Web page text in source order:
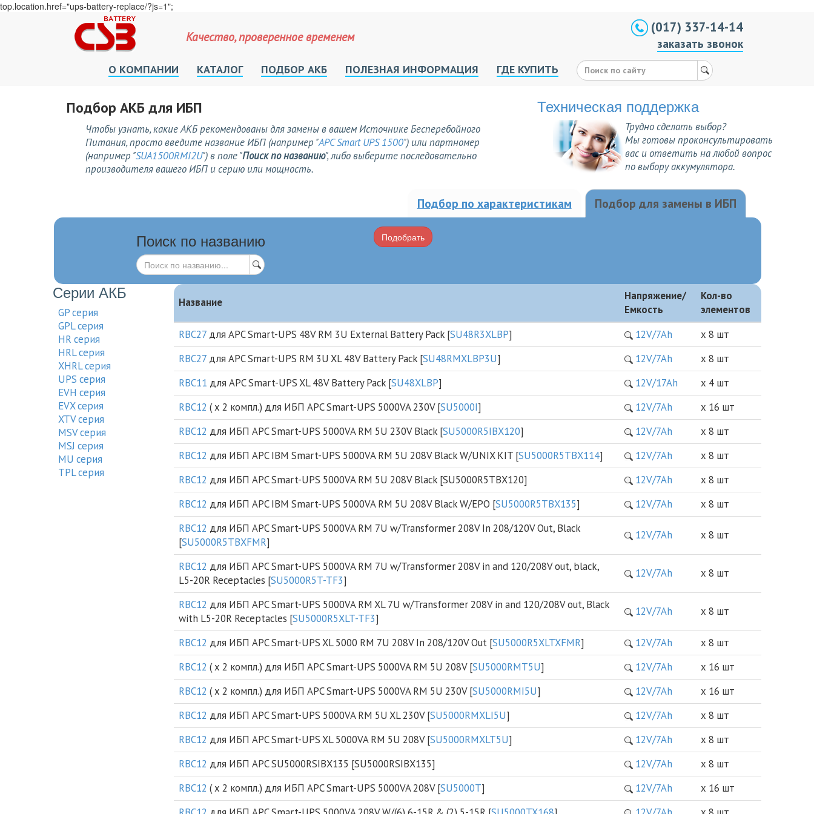
top.location.href="ups-battery-replace/?js=1";
Качество, проверенное временем
(017) 337-14-14
заказать звонок
О КОМПАНИИ
КАТАЛОГ ПОДБОР АКБ ПОЛЕЗНАЯ ИНФОРМАЦИЯ ГДЕ КУПИТЬ
Подбор АКБ для ИБП
Чтобы узнать, какие АКБ рекомендованы для замены в вашем Источнике Бесперебойного
Питания, просто введите название ИБП (например "APC Smart UPS 1500") или партномер
(например "SUA1500RMI2U") в поле "Поиск по названию", либо выберите последовательно
производителя вашего ИБП и серию или мощность.
Техническая поддержка
Трудно сделать выбор?
Мы готовы проконсультировать
вас и ответить на любой вопрос
по выбору аккумулятора.
Подбор по характеристикам Подбор для замены в ИБП
Поиск по названию Подобрать
Серии АКБ
GP серия
GPL серия
HR серия
HRL серия
XHRL серия
UPS серия
EVH серия
EVX серия
XTV cерия
MSV серия
MSJ серия
MU серия
TPL серия
Название
Напряжение/
Емкость
Кол-во
элементов
RBC27 для APC Smart-UPS 48V RM 3U External Battery Pack [SU48R3XLBP] 12V/7Ah
х 8 шт
RBC27 для APC Smart-UPS RM 3U XL 48V Battery Pack [SU48RMXLBP3U] 12V/7Ah
х 8 шт
RBC11 для APC Smart-UPS XL 48V Battery Pack [SU48XLBP] 12V/17Ah
х 4 шт
RBC12 ( х 2 компл.) для ИБП APC Smart-UPS 5000VA 230V [SU5000I] 12V/7Ah
х 16 шт
RBC12 для ИБП APC Smart-UPS 5000VA RM 5U 230V Black [SU5000R5IBX120] 12V/7Ah
х 8 шт
RBC12 для ИБП APC IBM Smart-UPS 5000VA RM 5U 208V Black W/UNIX KIT [SU5000R5TBX114] 12V/7Ah
х 8 шт
RBC12 для ИБП APC Smart-UPS 5000VA RM 5U 208V Black [SU5000R5TBX120] 12V/7Ah
х 8 шт
RBC12 для ИБП APC IBM Smart-UPS 5000VA RM 5U 208V Black W/EPO [SU5000R5TBX135] 12V/7Ah
х 8 шт
RBC12 для ИБП APC Smart-UPS 5000VA RM 7U w/Transformer 208V In 208/120V Out, Black
[SU5000R5TBXFMR]
12V/7Ah х 8 шт
RBC12 для ИБП APC Smart-UPS 5000VA RM 7U w/Transformer 208V in and 120/208V out, black,
L5-20R Receptacles [SU5000R5T-TF3]
12V/7Ah х 8 шт
RBC12 для ИБП APC Smart-UPS 5000VA RM XL 7U w/Transformer 208V in and 120/208V out, Black
with L5-20R Receptacles [SU5000R5XLT-TF3]
12V/7Ah х 8 шт
RBC12 для ИБП APC Smart-UPS XL 5000 RM 7U 208V In 208/120V Out [SU5000R5XLTXFMR] 12V/7Ah
х 8 шт
RBC12 ( х 2 компл.) для ИБП APC Smart-UPS 5000VA RM 5U 208V [SU5000RMT5U] 12V/7Ah
х 16 шт
RBC12 ( х 2 компл.) для ИБП APC Smart-UPS 5000VA RM 5U 230V [SU5000RMI5U] 12V/7Ah
х 16 шт
RBC12 для ИБП APC Smart-UPS 5000VA RM 5U XL 230V [SU5000RMXLI5U] 12V/7Ah
х 8 шт
RBC12 для ИБП APC Smart-UPS XL 5000VA RM 5U 208V [SU5000RMXLT5U] 12V/7Ah
х 8 шт
RBC12 для ИБП APC SU5000RSIBX135 [SU5000RSIBX135] 12V/7Ah
х 8 шт
RBC12 ( х 2 компл.) для ИБП APC Smart-UPS 5000VA 208V [SU5000T] 12V/7Ah
х 16 шт